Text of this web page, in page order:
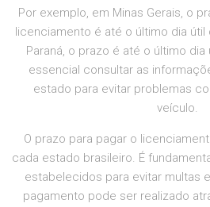
Por exemplo, em Minas Gerais, o
licenciamento é até o último dia
Paraná, o prazo é até o último
essencial consultar as
estado para evitar problemas
veículo.
O prazo para pagar o
cada estado brasileiro. É
estabelecidos para evitar multas
pagamento pode ser realizado